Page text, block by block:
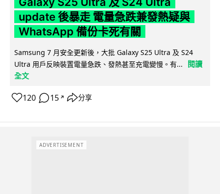
update 後暴走 電量急跌兼發熱疑與
WhatsApp 備份卡死有關
Samsung 7 月安全更新後，大批 Galaxy S25 Ultra 及 S24
Ultra 用戶反映裝置電量急跌、發熱甚至充電變慢。有...
閱讀
全文
120 15 ↗ 分享
ADVERTISEMENT